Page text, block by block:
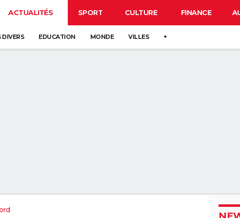
ACTUALITÉS SPORT CULTURE FINANCE
DIVERS EDUCATION MONDE VILLES +